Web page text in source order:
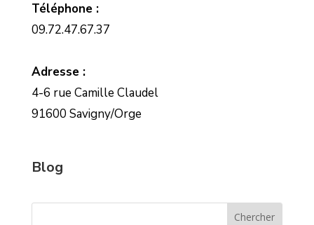
Téléphone :
09.72.47.67.37
Adresse :
4-6 rue Camille Claudel
91600 Savigny/Orge
Blog